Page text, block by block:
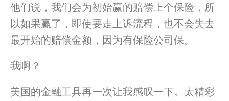
他们说， 我们会为初始赢的赔偿上个保险，所
以如果赢了， 即使要走上诉流程，也不会失去
最开始的赔偿金额， 因为有保险公司保。
我啊？
美国的金融工具再一次让我感叹一下。太精彩